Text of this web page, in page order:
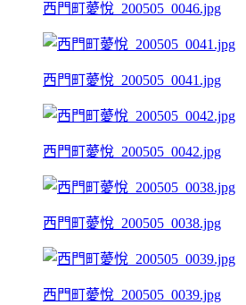
西門町薆悅_200505_0046.jpg
西門町薆悅_200505_0041.jpg
西門町薆悅_200505_0042.jpg
西門町薆悅_200505_0038.jpg
西門町薆悅_200505_0039.jpg